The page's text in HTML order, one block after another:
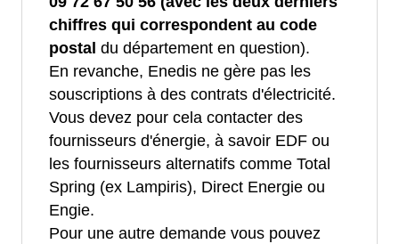
chiffres qui correspondent au code
postal du département en question).
En revanche, Enedis ne gère pas les
souscriptions à des contrats d'électricité.
Vous devez pour cela contacter des
fournisseurs d'énergie, à savoir EDF ou
les fournisseurs alternatifs comme Total
Spring (ex Lampiris), Direct Energie ou
Engie.
Pour une autre demande vous pouvez